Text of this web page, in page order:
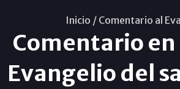
Inicio / Comentario al
Comentario en
Evangelio del